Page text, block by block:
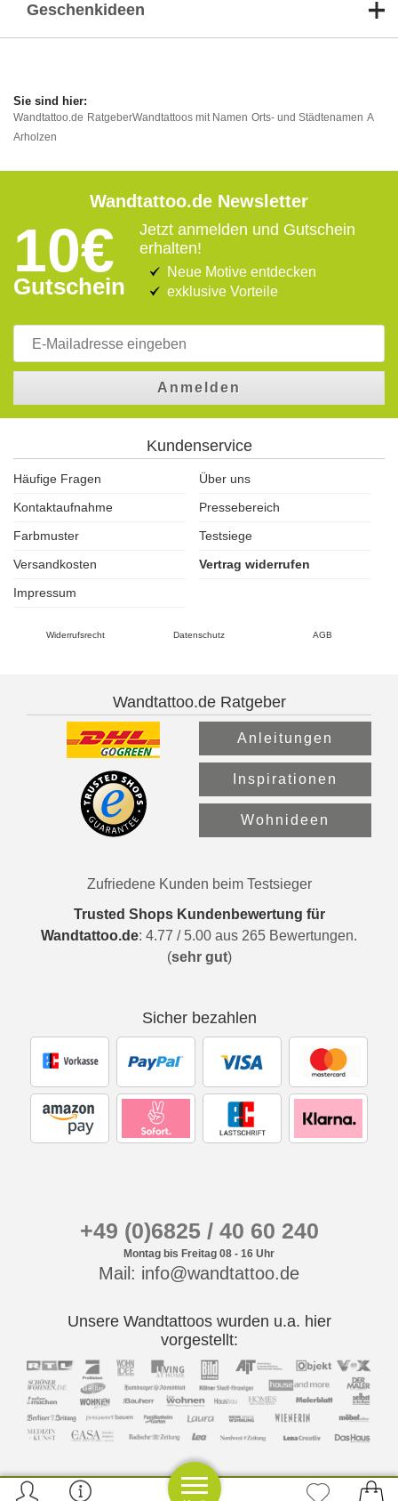
Geschenkideen
Wandtattoo.de RatgeberWandtattoos mit Namen Orts- und Städtenamen A
Arholzen
Wandtattoo.de Newsletter
10€
Gutschein
Jetzt anmelden und Gutschein
erhalten!
Neue Motive entdecken
exklusive Vorteile
Anmelden
Kundenservice
Häufige Fragen
Über uns
Kontaktaufnahme
Pressebereich
Farbmuster
Testsiege
Versandkosten
Vertrag widerrufen
Impressum
Widerrufsrecht Datenschutz AGB
Wandtattoo.de Ratgeber
Anleitungen
Inspirationen
Wohnideen
Zufriedene Kunden beim Testsieger
Trusted Shops Kundenbewertung für
Wandtattoo.de: 4.77 / 5.00 aus 265 Bewertungen.
(sehr gut)
Sicher bezahlen
+49 (0)6825 / 40 60 240
Montag bis Freitag 08 - 16 Uhr
Mail: info@wandtattoo.de
Unsere Wandtattoos wurden u.a. hier
vorgestellt: